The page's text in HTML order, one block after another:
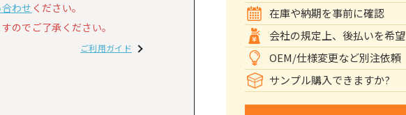
わせ ください。
のでご了承ください。
ご利用ガイド
在庫や納期を事前に確認
会社の規定上、後払いを希望
OEM/仕様変更など別注依頼
サンプル購入できますか?